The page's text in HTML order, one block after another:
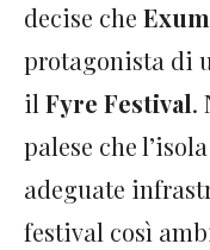
decise che
protagonista di
il Fyre Festival.
palese che
adeguate
festival così